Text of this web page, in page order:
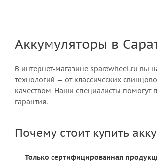
Аккумуляторы в
В интернет‑магазине sparewheel.ru вы
технологий — от классических
качеством. Наши специалисты помогут
гарантия.
Почему стоит купить
Только сертифицированная